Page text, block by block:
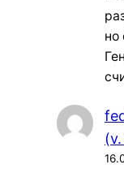
но